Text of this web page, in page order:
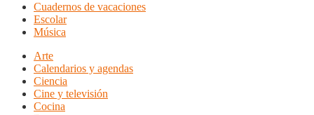
Cuadernos de vacaciones
Escolar
Música
Arte
Calendarios y agendas
Ciencia
Cine y televisión
Cocina